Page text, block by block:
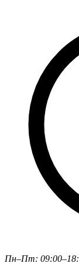
Пн–Пт: